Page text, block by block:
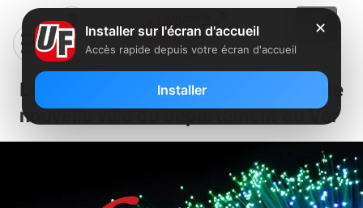
La fibre Free débarque dans une
nouvelle ville du département du Var
✕
Installer sur l'écran d'accueil
Accès rapide depuis votre écran d'accueil
Installer